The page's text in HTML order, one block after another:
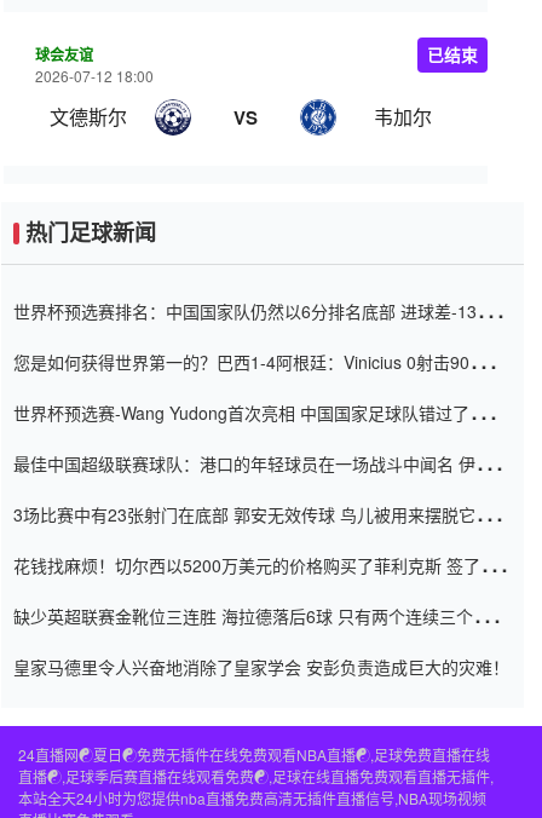
球会友谊
2026-07-12 18:00
文德斯尔 VS 韦加尔
已结束
热门足球新闻
世界杯预选赛排名：中国国家队仍然以6分排名底部 进球差-13令人
您是如何获得世界第一的？巴西1-4阿根廷：Vinicius 0射击90分钟
世界杯预选赛-Wang Yudong首次亮相 中国国家足球队错过了世界
最佳中国超级联赛球队：港口的年轻球员在一场战斗中闻名 伊万放
3场比赛中有23张射门在底部 郭安无效传球 鸟儿被用来摆脱它
花钱找麻烦！切尔西以5200万美元的价格购买了菲利克斯 签了7年
缺少英超联赛金靴位三连胜 海拉德落后6球 只有两个连续三个连续
皇家马德里令人兴奋地消除了皇家学会 安彭负责造成巨大的灾难！
24直播网☯️夏日☯️免费无插件在线免费观看NBA直播☯️,足球免费直播在线
直播☯️,足球季后赛直播在线观看免费☯️,足球在线直播免费观看直播无插件,
本站全天24小时为您提供nba直播免费高清无插件直播信号,NBA现场视频